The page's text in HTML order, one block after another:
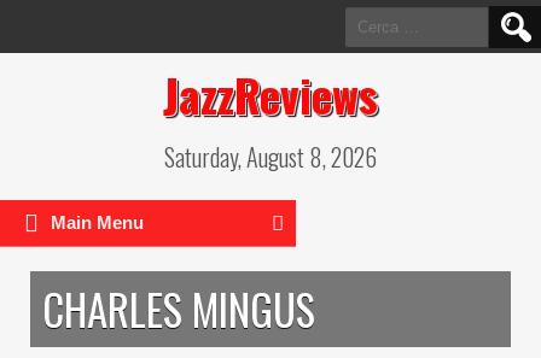
Ricerca
per:
JazzReviews
Saturday, August 8, 2026
Main Menu
CHARLES MINGUS